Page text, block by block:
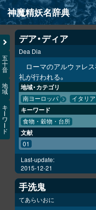
神魔精妖名辞典
NEWS
INFO
文献
検索
凖項目
画像資料便覧
LINK
五
十
音
地
域
キ
ワ
ド
デア・ディア
Dea Dia
ローマのアルウァレ
礼が行われる。
地域・カテゴリ
南ヨーロッパ イタリ
キーワード
食物・穀物・台所
文献
01
Last-update:
2015-12-21
手洗鬼
てあらいおに